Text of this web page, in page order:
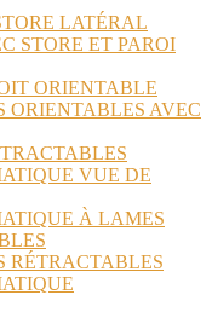
LATÉRAL
STORE ET PAROI
ORIENTABLE
ORIENTABLES AVEC
VUE DE
À LAMES
RÉTRACTABLES